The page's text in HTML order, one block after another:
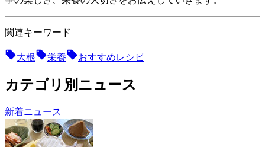
関連キーワード
大根 栄養 おすすめレシピ
カテゴリ別ニュース
新着ニュース